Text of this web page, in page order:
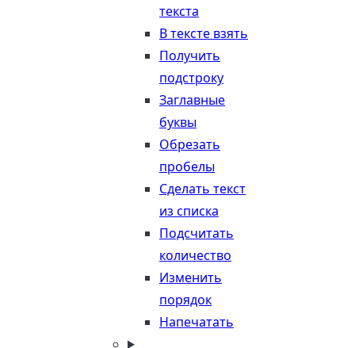
текста
В тексте взять
Получить
подстроку
Заглавные
буквы
Обрезать
пробелы
Сделать текст
из списка
Подсчитать
количество
Изменить
порядок
Напечатать